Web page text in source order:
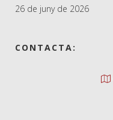
26 de juny de 2026
CONTACTA: